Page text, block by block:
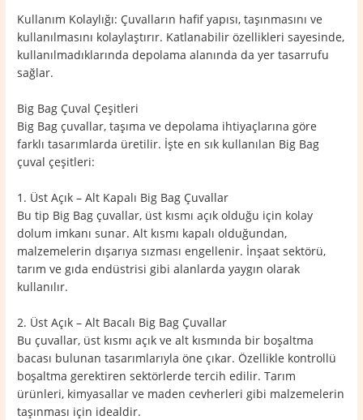
Kullanım Kolaylığı: Çuvalların hafif yapısı, taşınmasını ve
kullanılmasını kolaylaştırır. Katlanabilir özellikleri sayesinde,
kullanılmadıklarında depolama alanında da yer tasarrufu
sağlar.
Big Bag Çuval Çeşitleri
Big Bag çuvallar, taşıma ve depolama ihtiyaçlarına göre
farklı tasarımlarda üretilir. İşte en sık kullanılan Big Bag
çuval çeşitleri:
1. Üst Açık – Alt Kapalı Big Bag Çuvallar
Bu tip Big Bag çuvallar, üst kısmı açık olduğu için kolay
dolum imkanı sunar. Alt kısmı kapalı olduğundan,
malzemelerin dışarıya sızması engellenir. İnşaat sektörü,
tarım ve gıda endüstrisi gibi alanlarda yaygın olarak
kullanılır.
2. Üst Açık – Alt Bacalı Big Bag Çuvallar
Bu çuvallar, üst kısmı açık ve alt kısmında bir boşaltma
bacası bulunan tasarımlarıyla öne çıkar. Özellikle kontrollü
boşaltma gerektiren sektörlerde tercih edilir. Tarım
ürünleri, kimyasallar ve maden cevherleri gibi malzemelerin
taşınması için idealdir.